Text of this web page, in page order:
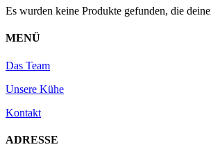
Es wurden keine Produkte gefunden, die
MENÜ
Das Team
Unsere Kühe
Kontakt
ADRESSE